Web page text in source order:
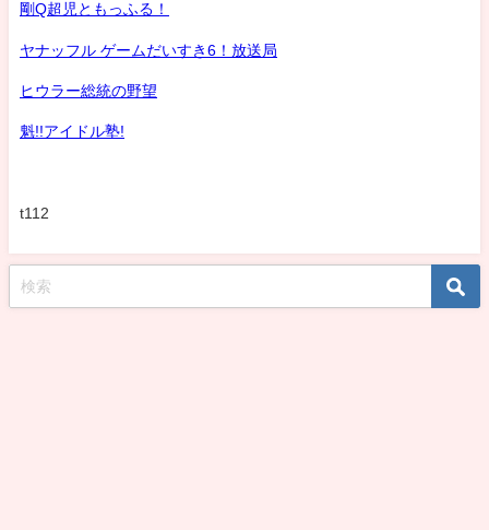
剛Q超児ともっふる！
ヤナッフル ゲームだいすき6！放送局
ヒウラー総統の野望
魁!!アイドル塾!
t112